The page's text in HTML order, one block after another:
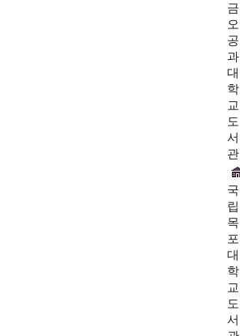
금
오
공
과
대
학
교
도
서
관
국
립
목
포
대
학
교
도
서